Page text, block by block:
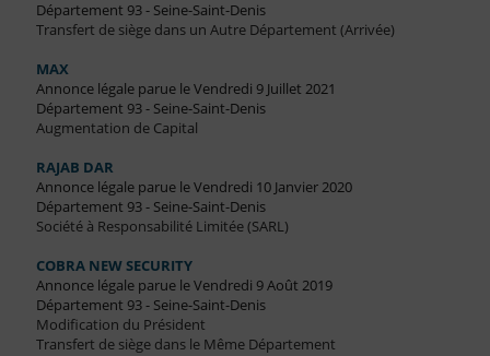
Département 93 - Seine-Saint-Denis
Transfert de siège dans un Autre Département (Arrivée)
MAX
Annonce légale parue le Vendredi 9 Juillet 2021
Département 93 - Seine-Saint-Denis
Augmentation de Capital
RAJAB DAR
Annonce légale parue le Vendredi 10 Janvier 2020
Département 93 - Seine-Saint-Denis
Société à Responsabilité Limitée (SARL)
COBRA NEW SECURITY
Annonce légale parue le Vendredi 9 Août 2019
Département 93 - Seine-Saint-Denis
Modification du Président
Transfert de siège dans le Même Département